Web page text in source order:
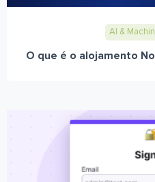
AI &
O que é o alojamento